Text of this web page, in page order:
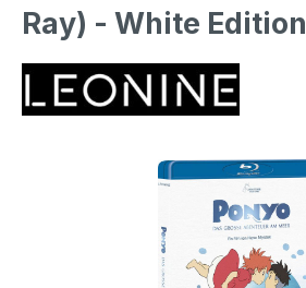
Ray) - White Edition
Bildergalerie überspringen